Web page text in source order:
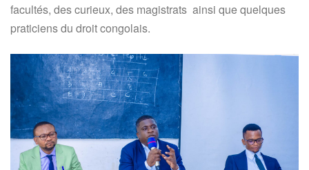
facultés, des curieux, des magistrats ainsi que quelques
praticiens du droit congolais.